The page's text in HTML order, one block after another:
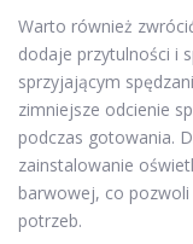
Warto również
dodaje przytulności i
sprzyjającym
zimniejsze odcienie
podczas gotowania.
zainstalowanie
barwowej, co
potrzeb.